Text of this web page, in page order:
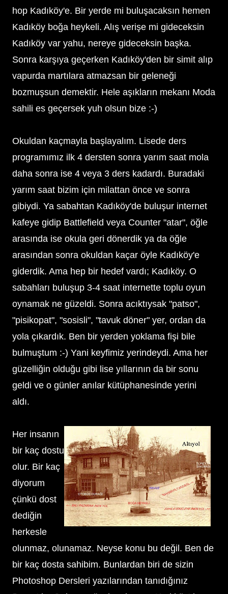
hop Kadıköy'e. Bir yerde mi buluşacaksın hemen
Kadıköy boğa heykeli. Alış verişe mi gideceksin
Kadıköy var yahu, nereye gideceksin başka.
Sonra karşıya geçerken Kadıköy'den bir simit alıp
vapurda martılara atmazsan bir geleneği
bozmuşsun demektir. Hele aşıkların mekanı Moda
sahili es geçersek yuh olsun bize :-)
Okuldan kaçmayla başlayalım. Lisede ders
programımız ilk 4 dersten sonra yarım saat mola
daha sonra ise 4 veya 3 ders kadardı. Buradaki
yarım saat bizim için milattan önce ve sonra
gibiydi. Ya sabahtan Kadıköy'de buluşur internet
kafeye gidip Battlefield veya Counter "atar", öğle
arasında ise okula geri dönerdik ya da öğle
arasından sonra okuldan kaçar öyle Kadıköy'e
giderdik. Ama hep bir hedef vardı; Kadıköy. O
sabahları buluşup 3-4 saat internette toplu oyun
oynamak ne güzeldi. Sonra acıktıysak "patso",
"pisikopat", "sosisli", "tavuk döner" yer, ordan da
yola çıkardık. Ben bir yerden yoklama fişi bile
bulmuştum :-) Yani keyfimiz yerindeydi. Ama her
güzelliğin olduğu gibi lise yıllarının da bir sonu
geldi ve o günler anılar kütüphanesinde yerini
aldı.
Her insanın
bir kaç dostu
olur. Bir kaç
diyorum
çünkü dost
dediğin
herkesle
olunmaz, olunamaz. Neyse konu bu değil. Ben de
bir kaç dosta sahibim. Bunlardan biri de sizin
Photoshop Dersleri yazılarından tanıdığınız